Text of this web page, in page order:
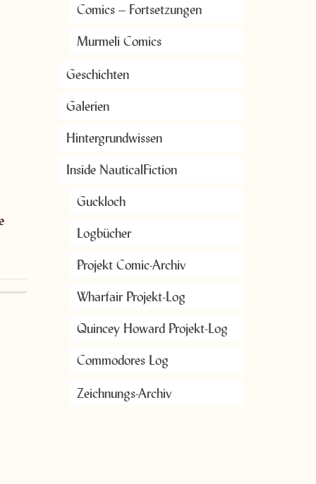
Comics – Fortsetzungen
Murmeli Comics
Geschichten
Galerien
Hintergrundwissen
Inside NauticalFiction
Guckloch
Logbücher
Projekt Comic-Archiv
Wharfair Projekt-Log
Quincey Howard Projekt-Log
Commodores Log
Zeichnungs-Archiv